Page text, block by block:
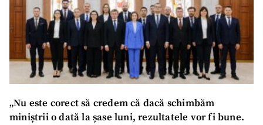
„Nu este corect să credem că dacă schimbăm
miniștrii o dată la șase luni, rezultatele vor fi bune.